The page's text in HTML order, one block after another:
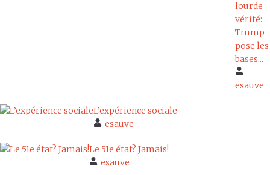
lourde
vérité:
Trump
pose les
bases...
esauve
L’expérience sociale
esauve
Le 51e état? Jamais!
esauve